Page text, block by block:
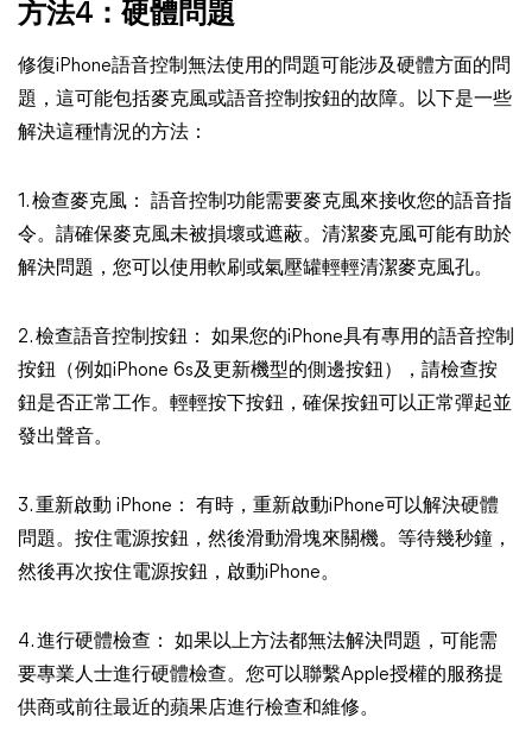
方法4： 硬體問題
修復iPhone語音控制無法使用的問題可能涉及硬體方面的問
題，這可能包括麥克風或語音控制按鈕的故障。以下是一些
解決這種情況的方法：
1. 檢查麥克風： 語音控制功能需要麥克風來接收您的語音指
令。請確保麥克風未被損壞或遮蔽。清潔麥克風可能有助於
解決問題，您可以使用軟刷或氣壓罐輕輕清潔麥克風孔。
2. 檢查語音控制按鈕： 如果您的iPhone具有專用的語音控制
按鈕（例如iPhone 6s及更新機型的側邊按鈕），請檢查按
鈕是否正常工作。輕輕按下按鈕，確保按鈕可以正常彈起並
發出聲音。
3. 重新啟動 iPhone： 有時，重新啟動iPhone可以解決硬體
問題。按住電源按鈕，然後滑動滑塊來關機。等待幾秒鐘，
然後再次按住電源按鈕，啟動iPhone。
4. 進行硬體檢查： 如果以上方法都無法解決問題，可能需
要專業人士進行硬體檢查。您可以聯繫Apple授權的服務提
供商或前往最近的蘋果店進行檢查和維修。